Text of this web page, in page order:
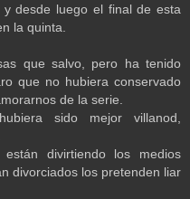
desde luego el final de esta
la quinta.
que salvo, pero ha tenido
que no hubiera conservado
de la serie.
sido mejor villanod,
divirtiendo los medios
divorciados los pretenden liar